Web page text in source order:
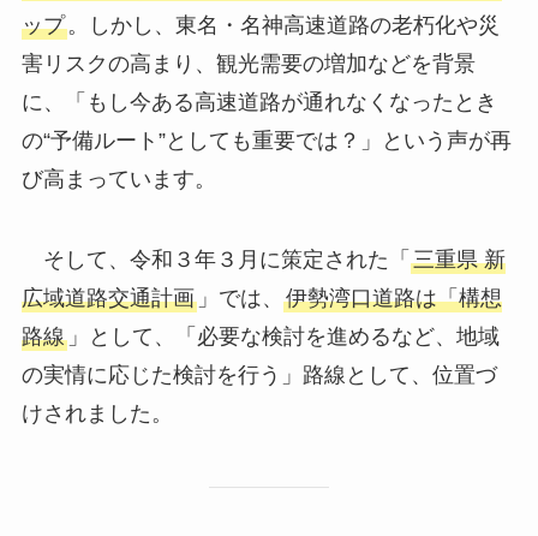
ップ。しかし、東名・名神高速道路の老朽化や災
害リスクの高まり、観光需要の増加などを背景
に、「もし今ある高速道路が通れなくなったとき
の“予備ルート”としても重要では？」という声が再
び高まっています。
そして、令和３年３月に策定された「 三重県 新
広域道路交通計画」では、 伊勢湾口道路は「構想
路線」として、「必要な検討を進めるなど、地域
の実情に応じた検討を行う」路線として、位置づ
けされました。